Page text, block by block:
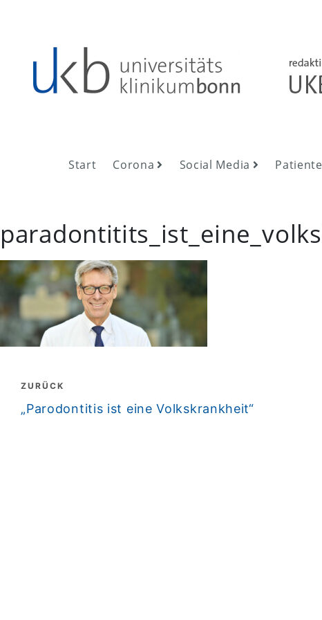
Start Corona Social Media
Beitragsnavigation
ZURÜCK
zurück
„Parodontitis ist eine Volkskrankheit“